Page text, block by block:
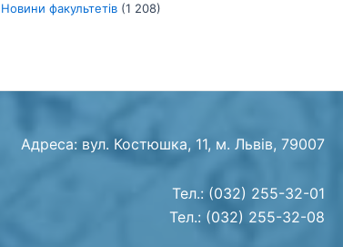
Новини факультетів(1 208)
Адреса: вул. Костюшка, 11, м. Львів, 79007
Тел.: (032) 255-32-01
Тел.: (032) 255-32-08